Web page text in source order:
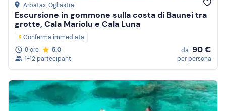
Arbatax, Ogliastra
Escursione in gommone sulla costa di Baunei tra
grotte, Cala Mariolu e Cala Luna
Conferma immediata
8 ore
5.0
1-12 partecipanti
da 90 €
per persona